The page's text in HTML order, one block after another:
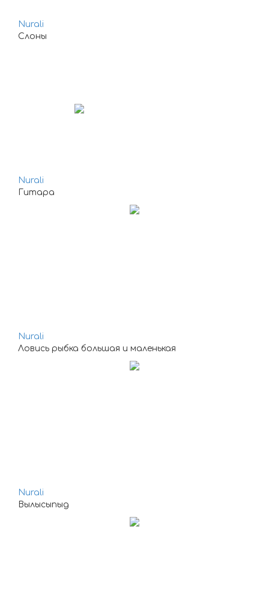
Nurali
Слоны
Nurali
Гитара
Nurali
Ловись рыбка большая и маленькая
Nurali
Вылысыпыд